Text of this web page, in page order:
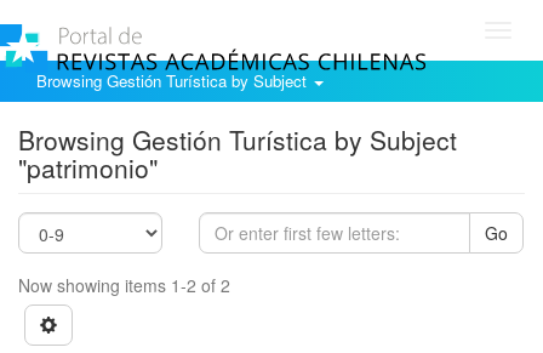
Browsing Gestión Turística by Subject
Browsing Gestión Turística by Subject
"patrimonio"
Go
Now showing items 1-2 of 2